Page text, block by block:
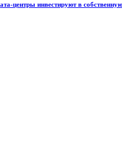
центры инвестируют в